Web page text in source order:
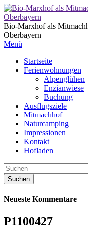
Bio-Marxhof als
Oberbayern
Menü
Startseite
Ferienwohnungen
Alpenglühen
Enzianwiese
Buchung
Ausflugsziele
Mitmachhof
Naturcamping
Impressionen
Kontakt
Hofladen
Neueste Kommentare
P1100427